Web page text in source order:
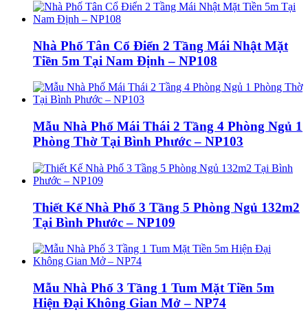
Nhà Phố Tân Cổ Điển 2 Tầng Mái Nhật Mặt
Tiền 5m Tại Nam Định – NP108
Mẫu Nhà Phố Mái Thái 2 Tầng 4 Phòng Ngủ 1
Phòng Thờ Tại Bình Phước – NP103
Thiết Kế Nhà Phố 3 Tầng 5 Phòng Ngủ 132m2
Tại Bình Phước – NP109
Mẫu Nhà Phố 3 Tầng 1 Tum Mặt Tiền 5m
Hiện Đại Không Gian Mở – NP74